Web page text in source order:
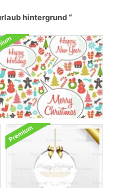
hintergrund